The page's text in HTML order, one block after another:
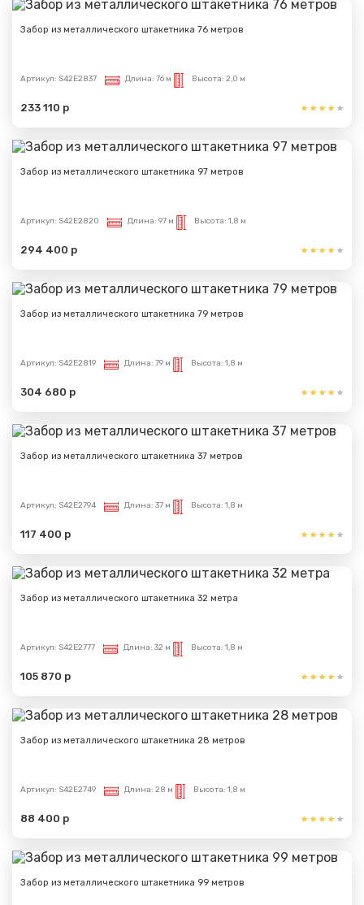
Забор из металлического штакетника 76 метров
Артикул: S42E2837 Длина: 76 м Высота: 2,0 м
233 110 р
Забор из металлического штакетника 97 метров
Артикул: S42E2820 Длина: 97 м Высота: 1,8 м
294 400 р
Забор из металлического штакетника 79 метров
Артикул: S42E2819 Длина: 79 м Высота: 1,8 м
304 680 р
Забор из металлического штакетника 37 метров
Артикул: S42E2794 Длина: 37 м Высота: 1,8 м
117 400 р
Забор из металлического штакетника 32 метра
Артикул: S42E2777 Длина: 32 м Высота: 1,8 м
105 870 р
Забор из металлического штакетника 28 метров
Артикул: S42E2749 Длина: 28 м Высота: 1,8 м
88 400 р
Забор из металлического штакетника 99 метров
Сообщение успешно
Вами.